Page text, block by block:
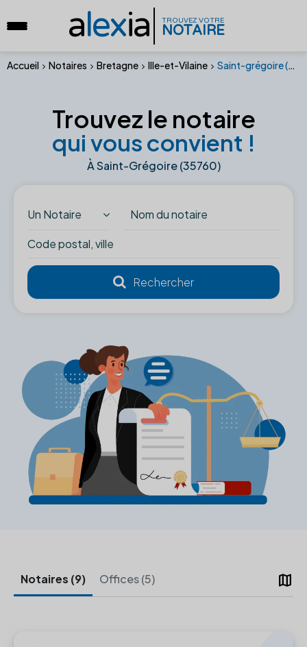
alexia TROUVEZ VOTRE
NOTAIRE
Accueil Notaires Bretagne Ille-et-Vilaine Saint-grégoire (35760)
Trouvez le notaire
qui vous convient !
À Saint-Grégoire (35760)
Un Notaire
map
Notaires (9) Offices (5)